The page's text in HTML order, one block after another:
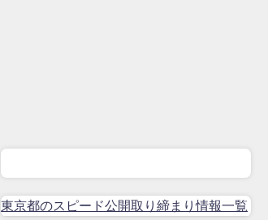
東京都のスピード公開取り締まり情報一覧